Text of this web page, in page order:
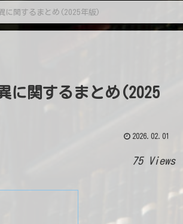
に関するまとめ(2025年版)
に関するまとめ(2025
2026.02.01
75 Views